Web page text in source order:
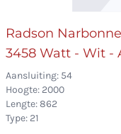
Radson
3458 Watt - Wit -
Aansluiting: 54
Hoogte: 2000
Lengte: 862
Type: 21